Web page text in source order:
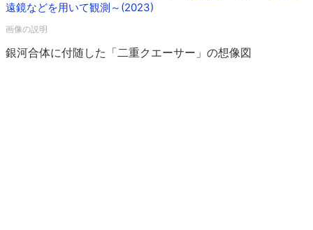
遠鏡などを用いて観測～(2023)
銀河合体に付随した「二重クエーサー」の想像図